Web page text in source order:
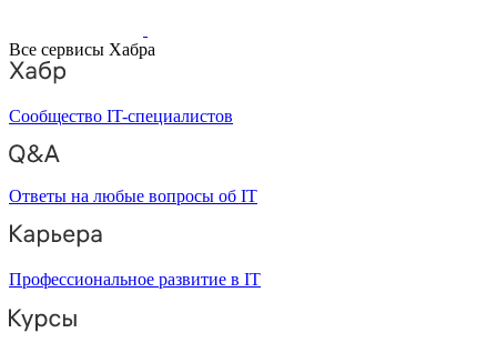
Все сервисы Хабра
Сообщество IT-специалистов
Ответы на любые вопросы об IT
Профессиональное развитие в IT